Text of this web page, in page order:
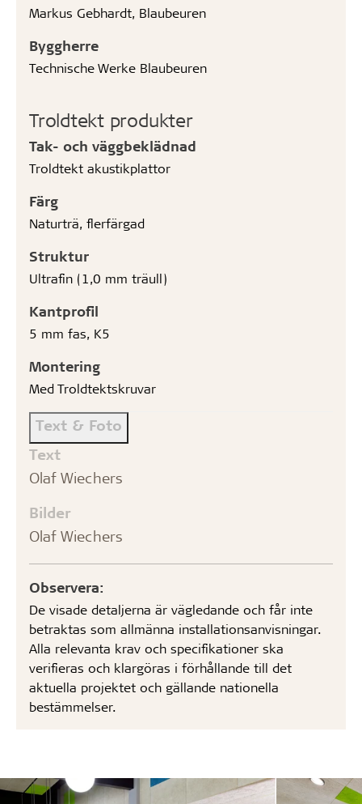
Markus Gebhardt, Blaubeuren
Byggherre
Technische Werke Blaubeuren
Troldtekt produkter
Tak- och väggbeklädnad
Troldtekt akustikplattor
Färg
Naturträ, flerfärgad
Struktur
Ultrafin (1,0 mm träull)
Kantprofil
5 mm fas, K5
Montering
Med Troldtektskruvar
Text & Foto
Text
Olaf Wiechers
Bilder
Olaf Wiechers
Observera:
De visade detaljerna är vägledande och får inte
betraktas som allmänna installationsanvisningar.
Alla relevanta krav och specifikationer ska
verifieras och klargöras i förhållande till det
aktuella projektet och gällande nationella
bestämmelser.